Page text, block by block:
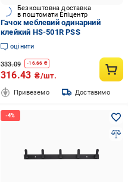
Безкоштовна доставка
в поштомати Епіцентр
Гачок меблевий одинарний
клейкий HS-501R PSS
оцінити
333.09 -16.66 ₴
316.43 ₴/шт.
Привеземо Доставимо